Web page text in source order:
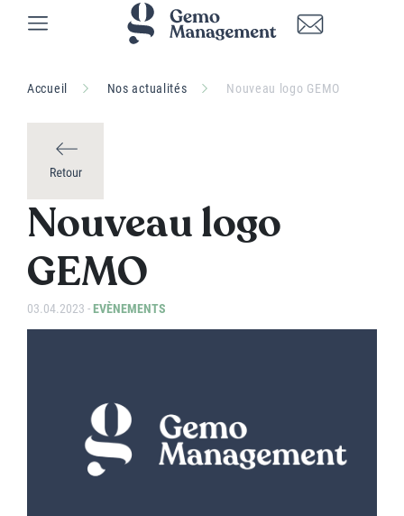
Accueil Nos actualités Nouveau logo GEMO
Nouveau logo
GEMO
03.04.2023 -EVÈNEMENTS